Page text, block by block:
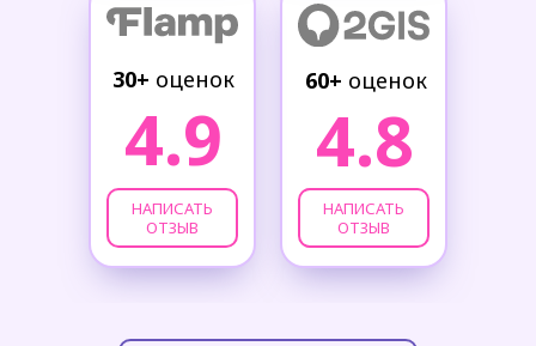
4.8
60+ оценок
НАПИСАТЬ
ОТЗЫВ
30+ оценок
4.9
НАПИСАТЬ
ОТЗЫВ